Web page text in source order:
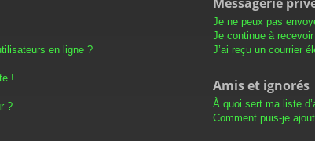
en ligne ?
!
?
Je ne peux pas
Je continue à
J’ai reçu un courrier
Amis et ignorés
À quoi sert ma liste
Comment puis-je